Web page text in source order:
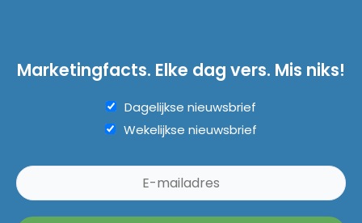
Marketingfacts. Elke dag vers. Mis niks!
Dagelijkse nieuwsbrief
Wekelijkse nieuwsbrief